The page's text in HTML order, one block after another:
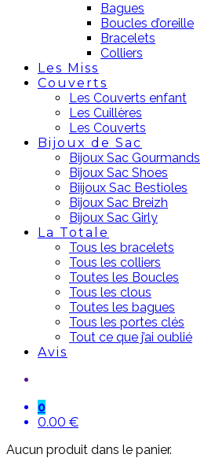
Bagues
Boucles d’oreille
Bracelets
Colliers
Les Miss
Couverts
Les Couverts enfant
Les Cuillères
Les Couverts
Bijoux de Sac
Bijoux Sac Gourmands
Bijoux Sac Shoes
Biijoux Sac Bestioles
Bijoux Sac Breizh
Bijoux Sac Girly
La Totale
Tous les bracelets
Tous les colliers
Toutes les Boucles
Tous les clous
Toutes les bagues
Tous les portes clés
Tout ce que j’ai oublié
Avis
0
0.00 €
Aucun produit dans le panier.